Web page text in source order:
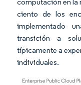
ciento de los
implementado
transición a
típicamente a
individuales.